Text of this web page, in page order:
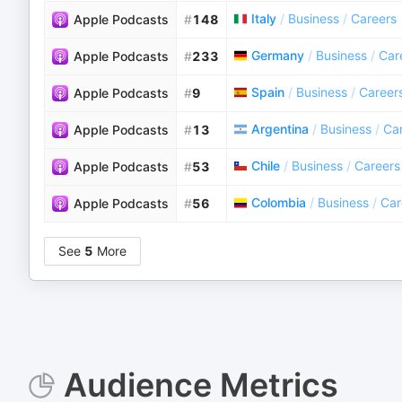
Apple Podcasts #148 Italy / Business / Careers
Apple Podcasts #233 Germany / Business /
Apple Podcasts #9 Spain / Business /
Apple Podcasts #13 Argentina / Business /
Apple Podcasts #53 Chile / Business / Careers
Apple Podcasts #56 Colombia / Business /
See 5 More
Audience Metrics